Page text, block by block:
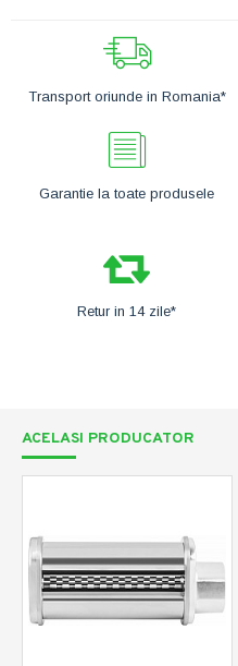
Transport oriunde in Romania*
Garantie la toate produsele
Retur in 14 zile*
ACELASI PRODUCATOR